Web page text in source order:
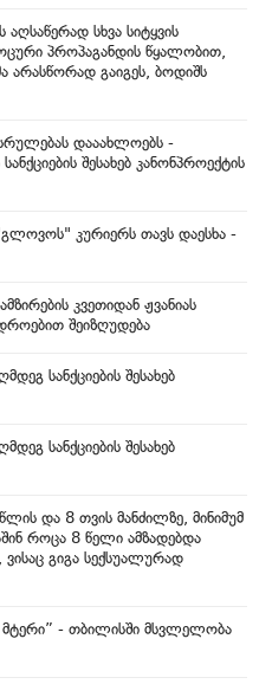
აღსაწერად სხვა სიტყვის
პროპაგანდის წყალობით,
არასწორად გაიგეს, ბოდიშს
დააახლოებს -
შესახებ კანონპროექტის
კურიერს თავს დაესხა -
კვეთიდან ჟვანიას
შეიზღუდება
სანქციების შესახებ
სანქციების შესახებ
და 8 თვის მანძილზე, მინიმუმ
როცა 8 წელი ამზადებდა
გიგა სექსუალურად
მტერი” - თბილისში მსვლელობა